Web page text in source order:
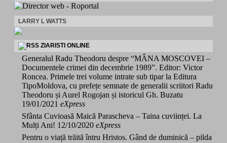
LARRY L WATTS
ZIARISTI ONLINE
Generalul Radu Theodoru despre “MÂNA MOSCOVEI –
Documentele crimei din decembrie 1989”. Editor: Victor
Roncea. Primele trei volume intrate sub tipar la Editura
TipoMoldova, cu prefețe semnate de generalii scriitori Radu
Theodoru și Aurel Rogojan și istoricul Gh. Buzatu
19/01/2021 eXpress
Sfânta Cuvioasă Maică Parascheva – Taina cuviinței. La
Mulți Ani! 12/10/2020 eXpress
Pentru o viață trăită întru Hristos. Gând de duminică – pilda